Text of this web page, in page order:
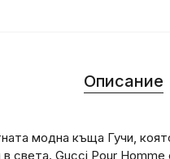
Описание
модна къща Гучи,
света. Gucci Pour